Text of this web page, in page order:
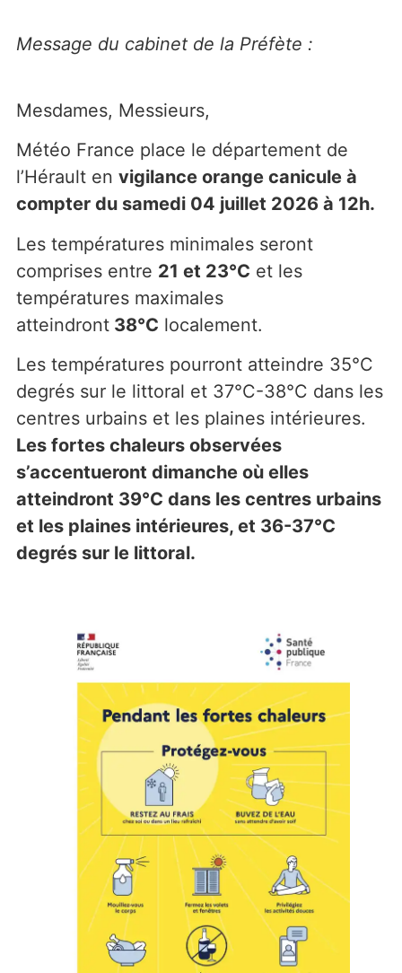
Message du cabinet de la Préfète :
Mesdames, Messieurs,
Météo France place le département de
l’Hérault en vigilance orange canicule à
compter du samedi 04 juillet 2026 à 12h.
Les températures minimales seront
comprises entre 21 et 23°C et les
températures maximales
atteindront38°C localement.
Les températures pourront atteindre 35°C
degrés sur le littoral et 37°C-38°C dans les
centres urbains et les plaines intérieures.
Les fortes chaleurs observées
s’accentueront dimanche où elles
atteindront 39°C dans les centres urbains
et les plaines intérieures, et 36-37°C
degrés sur le littoral.